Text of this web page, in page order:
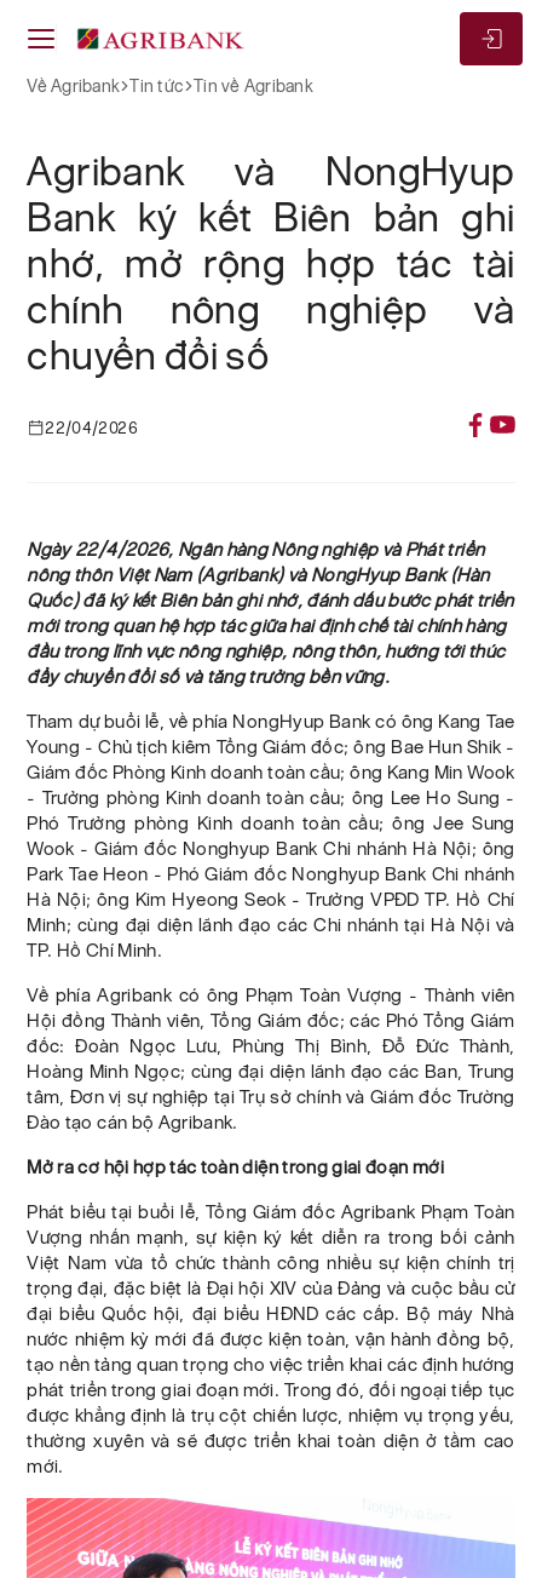
Về Agribank Tin tức Tin về Agribank
Agribank và NongHyup
Bank ký kết Biên bản ghi
nhớ, mở rộng hợp tác tài
chính nông nghiệp và
chuyển đổi số
22/04/2026
Ngày 22/4/2026, Ngân hàng Nông nghiệp và Phát triển
nông thôn Việt Nam (Agribank) và NongHyup Bank (Hàn
Quốc) đã ký kết Biên bản ghi nhớ, đánh dấu bước phát triển
mới trong quan hệ hợp tác giữa hai định chế tài chính hàng
đầu trong lĩnh vực nông nghiệp, nông thôn, hướng tới thúc
đẩy chuyển đổi số và tăng trưởng bền vững.
Tham dự buổi lễ, về phía NongHyup Bank có ông Kang Tae
Young - Chủ tịch kiêm Tổng Giám đốc; ông Bae Hun Shik -
Giám đốc Phòng Kinh doanh toàn cầu; ông Kang Min Wook
- Trưởng phòng Kinh doanh toàn cầu; ông Lee Ho Sung -
Phó Trưởng phòng Kinh doanh toàn cầu; ông Jee Sung
Wook - Giám đốc Nonghyup Bank Chi nhánh Hà Nội; ông
Park Tae Heon - Phó Giám đốc Nonghyup Bank Chi nhánh
Hà Nội; ông Kim Hyeong Seok - Trưởng VPĐD TP. Hồ Chí
Minh; cùng đại diện lãnh đạo các Chi nhánh tại Hà Nội và
TP. Hồ Chí Minh.
Về phía Agribank có ông Phạm Toàn Vượng - Thành viên
Hội đồng Thành viên, Tổng Giám đốc; các Phó Tổng Giám
đốc: Đoàn Ngọc Lưu, Phùng Thị Bình, Đỗ Đức Thành,
Hoàng Minh Ngọc; cùng đại diện lãnh đạo các Ban, Trung
tâm, Đơn vị sự nghiệp tại Trụ sở chính và Giám đốc Trường
Đào tạo cán bộ Agribank.
Mở ra cơ hội hợp tác toàn diện trong giai đoạn mới
Phát biểu tại buổi lễ, Tổng Giám đốc Agribank Phạm Toàn
Vượng nhấn mạnh, sự kiện ký kết diễn ra trong bối cảnh
Việt Nam vừa tổ chức thành công nhiều sự kiện chính trị
trọng đại, đặc biệt là Đại hội XIV của Đảng và cuộc bầu cử
đại biểu Quốc hội, đại biểu HĐND các cấp. Bộ máy Nhà
nước nhiệm kỳ mới đã được kiện toàn, vận hành đồng bộ,
tạo nền tảng quan trọng cho việc triển khai các định hướng
phát triển trong giai đoạn mới. Trong đó, đối ngoại tiếp tục
được khẳng định là trụ cột chiến lược, nhiệm vụ trọng yếu,
thường xuyên và sẽ được triển khai toàn diện ở tầm cao
mới.